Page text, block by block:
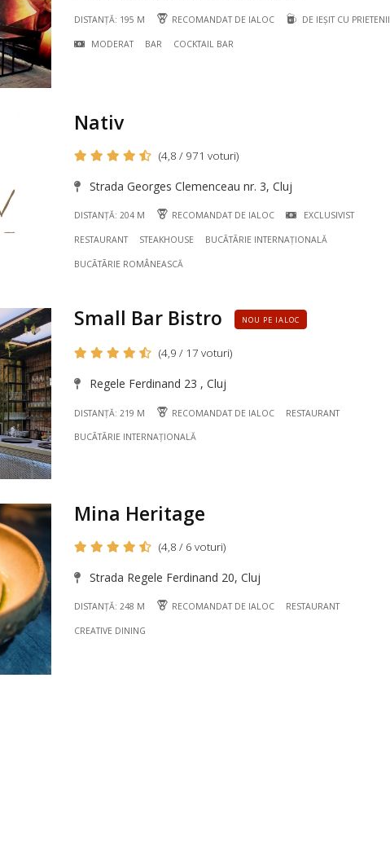
DISTANȚĂ: 195 M RECOMANDAT DE IALOC DE IEȘIT CU PRIETENII
MODERAT BAR COCKTAIL BAR
Nativ
(4,8 / 971 voturi)
Strada Georges Clemenceau nr. 3, Cluj
DISTANȚĂ: 204 M RECOMANDAT DE IALOC EXCLUSIVIST
RESTAURANT STEAKHOUSE BUCÃTÃRIE INTERNAȚIONALĂ
BUCÃTÃRIE ROMÂNEASCĂ
Small Bar Bistro NOU PE IALOC
(4,9 / 17 voturi)
Regele Ferdinand 23 , Cluj
DISTANȚĂ: 219 M RECOMANDAT DE IALOC RESTAURANT
BUCÃTÃRIE INTERNAȚIONALĂ
Mina Heritage
(4,8 / 6 voturi)
Strada Regele Ferdinand 20, Cluj
DISTANȚĂ: 248 M RECOMANDAT DE IALOC RESTAURANT
CREATIVE DINING